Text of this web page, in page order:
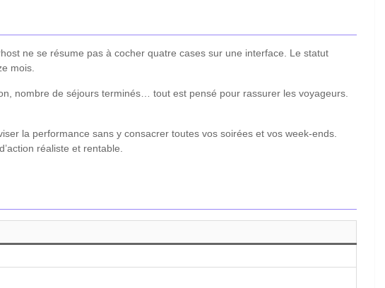
ne se résume pas à cocher quatre cases sur une interface. Le statut
mois.
nombre de séjours terminés… tout est pensé pour rassurer les voyageurs.
la performance sans y consacrer toutes vos soirées et vos week-ends.
réaliste et rentable.